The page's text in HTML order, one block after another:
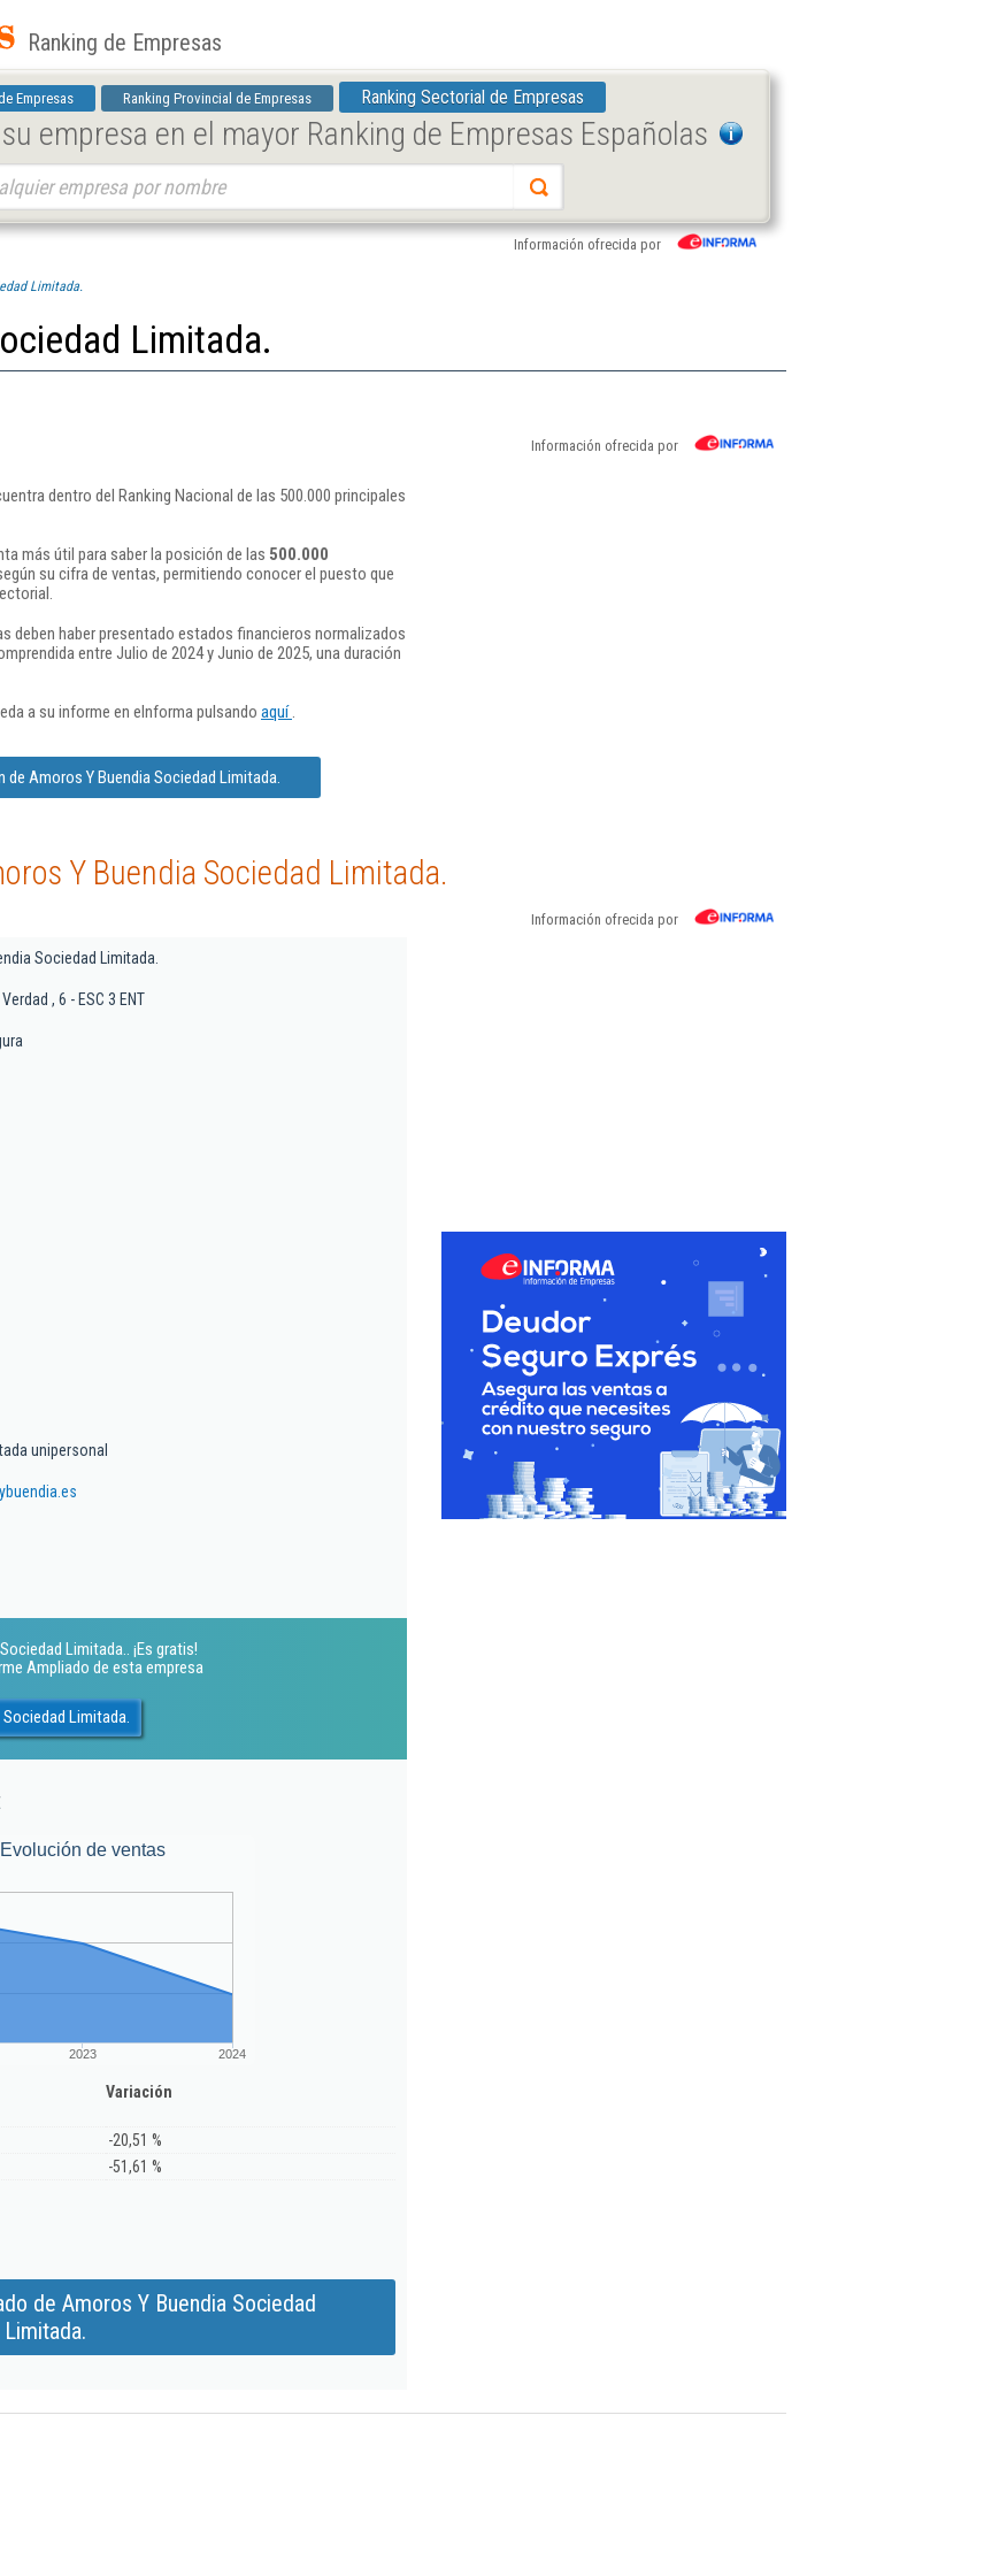
Ranking de Empresas
Empresas Ranking Provincial de Empresas Ranking Sectorial de Empresas
empresa en el mayor Ranking de Empresas Españolas
Información ofrecida por
Limitada.
Limitada.
Información ofrecida por
dentro del Ranking Nacional de las 500.000 principales
más útil para saber la posición de las 500.000
su cifra de ventas, permitiendo conocer el puesto que
deben haber presentado estados financieros normalizados
entre Julio de 2024 y Junio de 2025, una duración
a su informe en eInforma pulsando aquí.
Amoros Y Buendia Sociedad Limitada.
Y Buendia Sociedad Limitada.
Información ofrecida por
Sociedad Limitada.
, 6 - ESC 3 ENT
unipersonal
Limitada.. ¡Es gratis!
Ampliado de esta empresa
Limitada.
Evolución de ventas
2023 2024
Variación
-20,51 %
-51,61 %
de Amoros Y Buendia Sociedad
Limitada.